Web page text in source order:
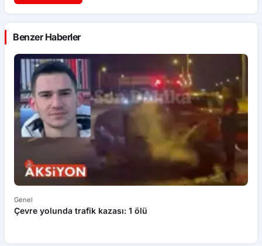
Benzer Haberler
Genel
Çevre yolunda trafik kazası: 1 ölü